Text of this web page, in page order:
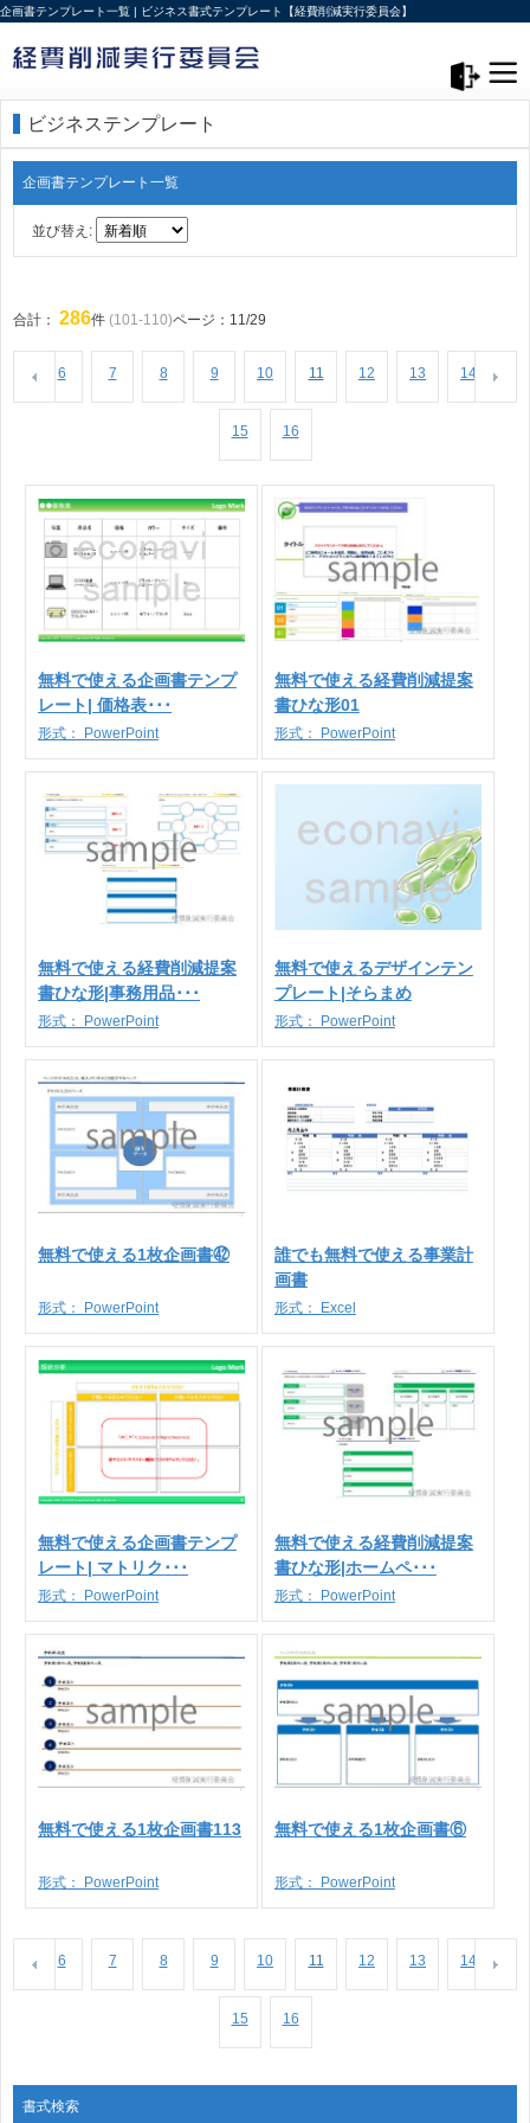
企画書テンプレート一覧 | ビジネス書式テンプレート【経費削減実行委員会】
ビジネステンプレート
企画書テンプレート一覧
並び替え:
合計： 286件 (101-110)ページ：11/29
6 7 8 9 10 11 12 13 14
15 16
無料で使える企画書テンプ
レート| 価格表･･･
形式： PowerPoint
無料で使える経費削減提案
書ひな形01
形式： PowerPoint
無料で使える経費削減提案
書ひな形|事務用品･･･
形式： PowerPoint
無料で使えるデザインテン
プレート|そらまめ
形式： PowerPoint
無料で使える1枚企画書㊷
形式： PowerPoint
誰でも無料で使える事業計
画書
形式： Excel
無料で使える企画書テンプ
レート| マトリク･･･
形式： PowerPoint
無料で使える経費削減提案
書ひな形|ホームペ･･･
形式： PowerPoint
無料で使える1枚企画書113
形式： PowerPoint
無料で使える1枚企画書⑥
形式： PowerPoint
6 7 8 9 10 11 12 13 14
15 16
書式検索